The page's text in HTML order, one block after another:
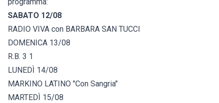
programma:
SABATO 12/08
RADIO VIVA con BARBARA SAN TUCCI
DOMENICA 13/08
R.B. 3 1
LUNEDÌ 14/08
MARKINO LATINO "Con Sangria"
MARTEDÌ 15/08